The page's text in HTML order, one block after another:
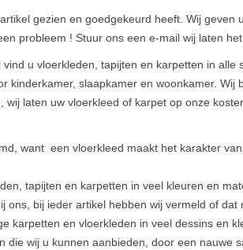
gezien en goedgekeurd heeft. Wij
probleem ! Stuur ons een e-mail wij laten
u vloerkleden, tapijten en karpetten in
kinderkamer, slaapkamer en woonkamer.
laten uw vloerkleed of karpet op onze
want een vloerkleed maakt het karakter
tapijten en karpetten in veel kleuren en
bij ieder artikel hebben wij vermeld of
karpetten en vloerkleden in veel dessins en
die wij u kunnen aanbieden, door een